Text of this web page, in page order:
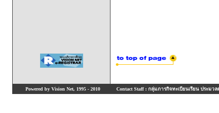
Powered by Vision Net, 1995 - 2010 Contact Staff : กลุ่มภารกิจทะเบียนเรียน ประมวล